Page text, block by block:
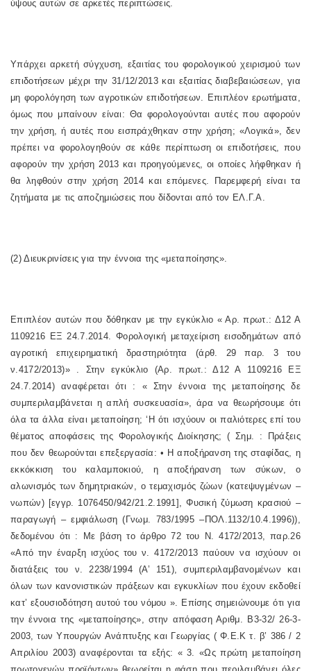
ύψους αυτών σε αρκετές περιπτώσεις.
Υπάρχει αρκετή σύγχυση, εξαιτίας του φορολογικού χειρισμού των
επιδοτήσεων μέχρι την 31/12/2013 και εξαιτίας διαβεβαιώσεων, για
μη φορολόγηση των αγροτικών επιδοτήσεων. Επιπλέον ερωτήματα,
όμως που μπαίνουν είναι: Θα φορολογούνται αυτές που αφορούν
την χρήση, ή αυτές που εισπράχθηκαν στην χρήση; «Λογικά», δεν
πρέπει να φορολογηθούν σε κάθε περίπτωση οι επιδοτήσεις, που
αφορούν την χρήση 2013 και προηγούμενες, οι οποίες λήφθηκαν ή
θα ληφθούν στην χρήση 2014 και επόμενες. Παρεμφερή είναι τα
ζητήματα με τις αποζημιώσεις που δίδονται από τον ΕΛ.Γ.Α.
(2) Διευκρινίσεις για την έννοια της «μεταποίησης».
Επιπλέον αυτών που δόθηκαν με την εγκύκλιο « Αρ. πρωτ.: Δ12 Α
1109216 ΕΞ 24.7.2014. Φορολογική μεταχείριση εισοδημάτων από
αγροτική επιχειρηματική δραστηριότητα (άρθ. 29 παρ. 3 του
ν.4172/2013)» . Στην εγκύκλιο (Αρ. πρωτ.: Δ12 Α 1109216 ΕΞ
24.7.2014) αναφέρεται ότι : « Στην έννοια της μεταποίησης δε
συμπεριλαμβάνεται η απλή συσκευασία», άρα να θεωρήσουμε ότι
όλα τα άλλα είναι μεταποίηση; ‘Η ότι ισχύουν οι παλιότερες επί του
θέματος αποφάσεις της Φορολογικής Διοίκησης; ( Σημ. : Πράξεις
που δεν θεωρούνται επεξεργασία: • Η αποξήρανση της σταφίδας, η
εκκόκκιση του καλαμποκιού, η αποξήρανση των σύκων, ο
αλωνισμός των δημητριακών, ο τεμαχισμός ζώων (κατεψυγμένων –
νωπών) [εγγρ. 1076450/942/21.2.1991], Φυσική ζύμωση κρασιού –
παραγωγή – εμφιάλωση (Γνωμ. 783/1995 –ΠΟΛ.1132/10.4.1996)),
δεδομένου ότι : Με βάση το άρθρο 72 του Ν. 4172/2013, παρ.26
«Από την έναρξη ισχύος του ν. 4172/2013 παύουν να ισχύουν οι
διατάξεις του ν. 2238/1994 (Α’ 151), συμπεριλαμβανομένων και
όλων των κανονιστικών πράξεων και εγκυκλίων που έχουν εκδοθεί
κατ’ εξουσιοδότηση αυτού του νόμου ». Επίσης σημειώνουμε ότι για
την έννοια της «μεταποίησης», στην απόφαση Αριθμ. Β3-32/ 26-3-
2003, των Υπουργών Ανάπτυξης και Γεωργίας ( Φ.Ε.Κ τ. β’ 386 / 2
Απριλίου 2003) αναφέρονται τα εξής: « 3. «Ως πρώτη μεταποίηση